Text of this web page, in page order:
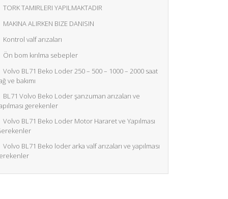
TORK TAMIRLERI YAPILMAKTADIR
MAKINA ALIRKEN BIZE DANISIN
Kontrol valf arızaları
Ön bom kırılma sebepler
Volvo BL71 Beko Loder 250 – 500 – 1000 – 2000 saat
ve bakımı
BL71 Volvo Beko Loder şanzuman arızaları ve
gerekenler
Volvo BL71 Beko Loder Motor Hararet ve Yapılması
Volvo BL71 Beko loder arka valf arızaları ve yapılması